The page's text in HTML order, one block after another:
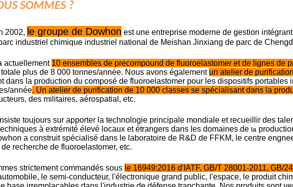
SOMMES ?
2002, le groupe de Dowhon est une entreprise moderne de gestion
industriel chimique industriel national de Meishan Jinxiang de parc de
actuellement 10 ensembles de precompound de fluoroelastomer et de lignes de
plus de 8 000 tonnes/année. Nous avons également un atelier de
dans la production du composé de fluoroelastomer pour les dispositifs
année. Un atelier de purification de 10 000 classes se spécialisant dans la
des militaires, aérospatial, etc.
toujours sur apporter la technologie principale mondiale et recueillir des
à extrémité élevé locaux et étrangers dans les domaines de la
a construit spécialisé dans le laboratoire de R&D de FFKM, le centre
de recherche de fluoroelastomer, etc.
strictement commandés sous le 16949:2016 d'IATF, GB/T 28001-2011, GB/
le semi-conducteur, l'électronique grand public, l'espace, le produit